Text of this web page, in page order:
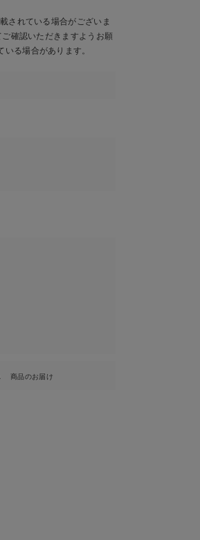
されている場合がございま
確認いただきますようお願
る場合があります。
商品のお届け